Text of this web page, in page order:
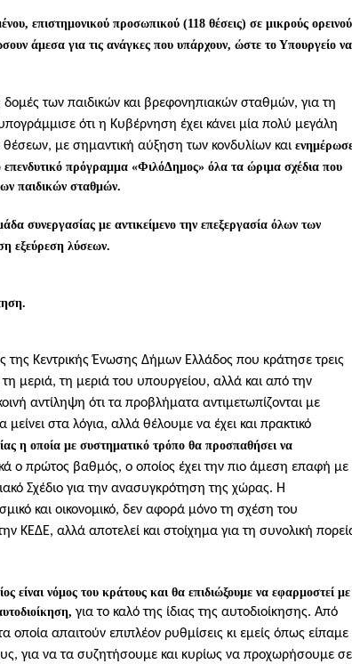
επιστημονικού προσωπικού (118 θέσεις) σε μικρούς
άμεσα για τις ανάγκες που υπάρχουν, ώστε το Υπουργείο να
των παιδικών και βρεφονηπιακών σταθμών, για τη
ότι η Κυβέρνηση έχει κάνει μία πολύ μεγάλη
με σημαντική αύξηση των κονδυλίων και
επενδυτικό πρόγραμμα «ΦιλόΔημος» όλα τα ώριμα σχέδια που
παιδικών σταθμών.
συνεργασίας με αντικείμενο την επεξεργασία όλων των
εξεύρεση λύσεων.
Κεντρικής Ένωσης Δήμων Ελλάδος που κράτησε τρεις
μεριά, τη μεριά του υπουργείου, αλλά και από την
αντίληψη ότι τα προβλήματα αντιμετωπίζονται με
στα λόγια, αλλά θέλουμε να έχει και πρακτικό
η οποία με συστηματικό τρόπο θα προσπαθήσει να
ο πρώτος βαθμός, ο οποίος έχει την πιο άμεση επαφή με
Σχέδιο για την ανασυγκρότηση της χώρας. Η
και οικονομικό, δεν αφορά μόνο τη σχέση του
ΚΕΔΕ, αλλά αποτελεί και στοίχημα για τη συνολική
είναι νόμος του κράτους και θα επιδιώξουμε να εφαρμοστεί με
για το καλό της ίδιας της αυτοδιοίκησης. Από
απαιτούν επιπλέον ρυθμίσεις κι εμείς όπως είπαμε
για να τα συζητήσουμε και κυρίως να προχωρήσουμε σε